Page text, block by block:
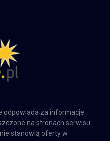
na stronach serwisu
stanowią oferty w
61 § 2 Kodeksu cywilnego.